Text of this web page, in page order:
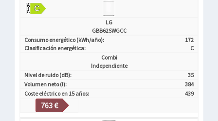
LG
GBB62SWGCC
Consumo energético (kWh/año):
172
Clasificación energética:
C
Combi
Independiente
Nivel de ruido (dB):
35
Volumen neto (l):
384
Coste eléctrico en 15 años:
439
763 €